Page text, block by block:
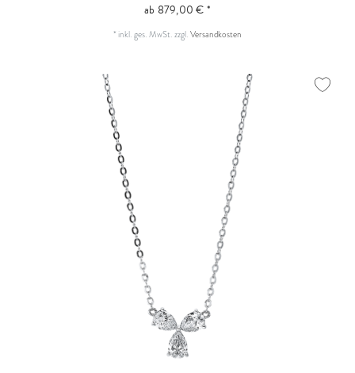
ab 879,00 € *
* inkl. ges. MwSt.zzgl.Versandkosten